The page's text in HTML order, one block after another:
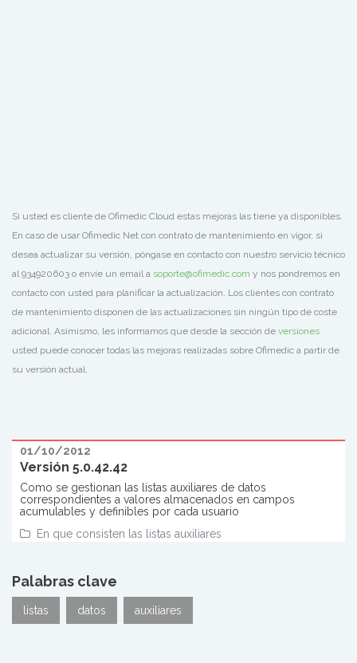
Si usted es cliente de Ofimedic Cloud estas mejoras las tiene ya disponibles.
En caso de usar Ofimedic Net con contrato de mantenimiento en vigor, si
desea actualizar su versión, póngase en contacto con nuestro servicio técnico
al 934920603 o envíe un email a soporte@ofimedic.com y nos pondremos en
contacto con usted para planificar la actualización. Los clientes con contrato
de mantenimiento disponen de las actualizaciones sin ningún tipo de coste
adicional. Asimismo, les informamos que desde la sección de versiones
usted puede conocer todas las mejoras realizadas sobre Ofimedic a partir de
su versión actual.
01/10/2012
Versión 5.0.42.42
Como se gestionan las listas auxiliares de datos
correspondientes a valores almacenados en campos
acumulables y definibles por cada usuario
En que consisten las listas auxiliares
Palabras clave
listas datos auxiliares